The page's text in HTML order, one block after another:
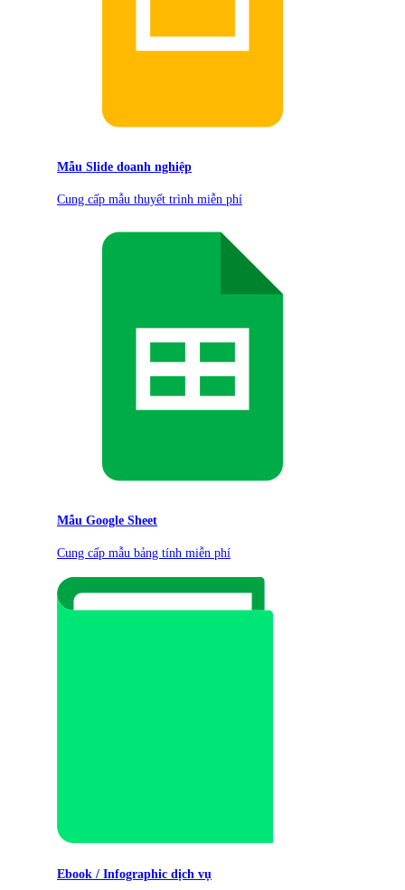
Mẫu Slide doanh nghiệp
Cung cấp mẫu thuyết trình miễn phí
Mẫu Google Sheet
Cung cấp mẫu bảng tính miễn phí
Ebook / Infographic dịch vụ